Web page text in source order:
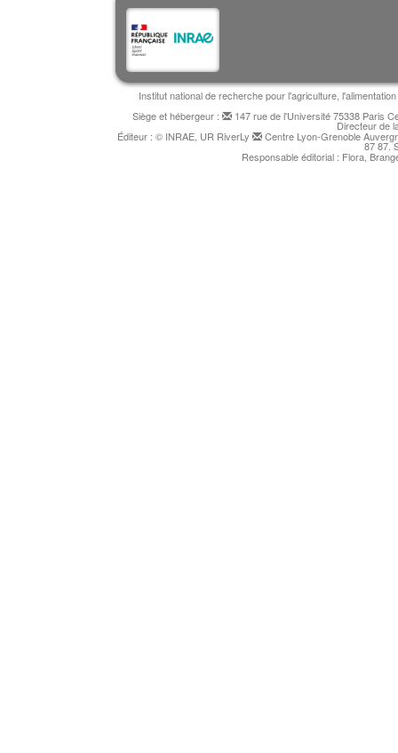
Institut national de recherche pour l'agriculture,
Siège et hébergeur :
147 rue de l'Université 75338 Paris
Directeur de
Éditeur : © INRAE, UR RiverLy Centre Lyon-Grenoble
87 87.
Responsable éditorial : Flora,